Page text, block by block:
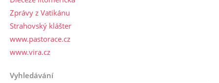
Zprávy z Vatikánu
Strahovský klášter
www.pastorace.cz
www.vira.cz
Vyhledávání